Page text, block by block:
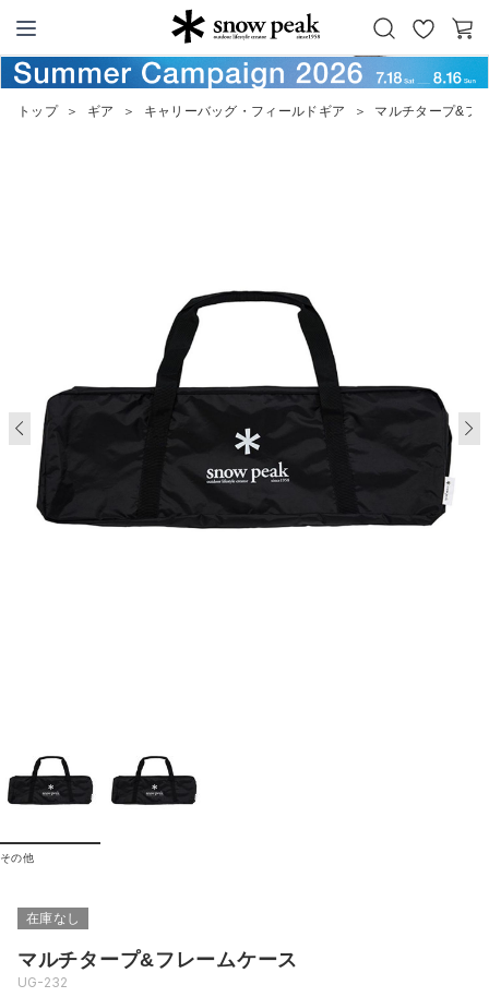
Snow Peak
お
気
カ
ー
ト
トップ ＞ ギア ＞ キャリーバッグ・フィールドギア ＞ マルチタープ&フ
その他
在庫なし
マルチタープ&フレームケース
UG-232